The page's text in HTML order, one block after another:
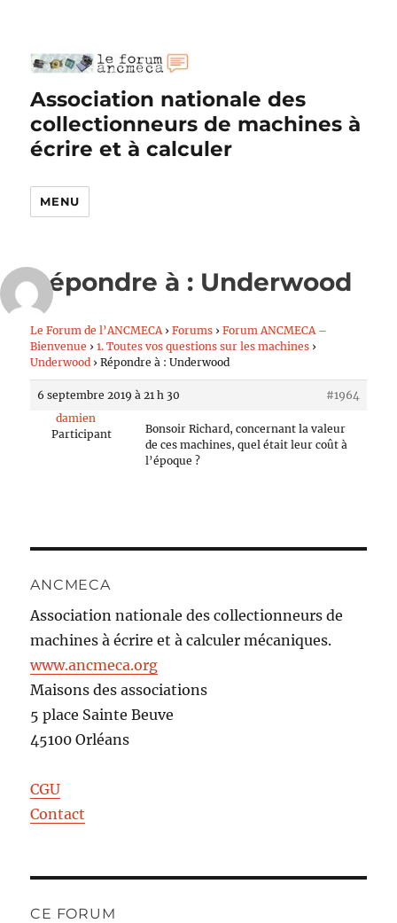
Association nationale des
collectionneurs de machines à
écrire et à calculer
MENU
Répondre à : Underwood
Le Forum de l’ANCMECA › Forums › Forum ANCMECA –
Bienvenue › 1. Toutes vos questions sur les machines ›
Underwood › Répondre à : Underwood
6 septembre 2019 à 21 h 30
#1964
damien
Participant
Bonsoir Richard, concernant la valeur
de ces machines, quel était leur coût à
l’époque ?
ANCMECA
Association nationale des collectionneurs de
machines à écrire et à calculer mécaniques.
www.ancmeca.org
Maisons des associations
5 place Sainte Beuve
45100 Orléans
CGU
Contact
CE FORUM